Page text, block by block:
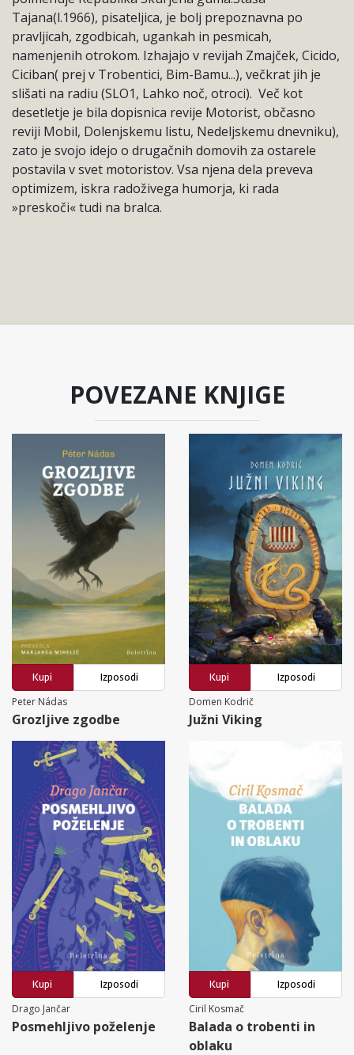
Tajana(l.1966), pisateljica, je bolj prepoznavna po
pravljicah, zgodbicah, ugankah in pesmicah,
namenjenih otrokom. Izhajajo v revijah Zmajček, Cicido,
Ciciban( prej v Trobentici, Bim-Bamu...), večkrat jih je
slišati na radiu (SLO1, Lahko noč, otroci). Več kot
desetletje je bila dopisnica revije Motorist, občasno
reviji Mobil, Dolenjskemu listu, Nedeljskemu dnevniku),
zato je svojo idejo o drugačnih domovih za ostarele
postavila v svet motoristov. Vsa njena dela preveva
optimizem, iskra radoživega humorja, ki rada
»preskoči« tudi na bralca.
POVEZANE KNJIGE
Kupi
Izposodi
Peter Nádas
Grozljive zgodbe
Kupi
Izposodi
Domen Kodrič
Južni Viking
Kupi
Izposodi
Drago Jančar
Posmehljivo poželenje
Kupi
Izposodi
Ciril Kosmač
Balada o trobenti in
oblaku